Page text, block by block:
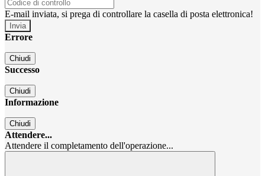
E-mail inviata, si prega di controllare la casella di posta elettronica!
Errore
Chiudi
Successo
Chiudi
Informazione
Chiudi
Attendere...
Attendere il completamento dell'operazione...